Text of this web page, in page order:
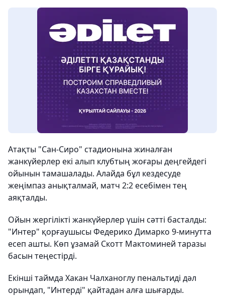
Атақты "Сан-Сиро" стадионына жиналған
жанкүйерлер екі алып клубтың жоғары деңгейдегі
ойынын тамашалады. Алайда бұл кездесуде
жеңімпаз анықталмай, матч 2:2 есебімен тең
аяқталды.
Ойын жергілікті жанкүйерлер үшін сәтті басталды:
"Интер" қорғаушысы Федерико Димарко 9-минутта
есеп ашты. Көп ұзамай Скотт Мактоминей таразы
басын теңестірді.
Екінші таймда Хакан Чалханоглу пенальтиді дәл
орындап, "Интерді" қайтадан алға шығарды.